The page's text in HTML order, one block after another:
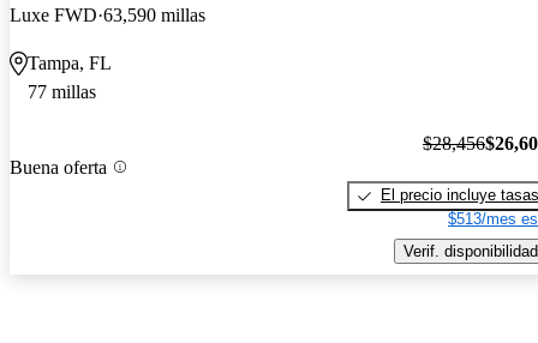
Luxe FWD 63,590 millas
Tampa, FL
77 millas
Buena oferta
$28,456
El precio incluye tasas
$513/mes
Verif. disponibilidad